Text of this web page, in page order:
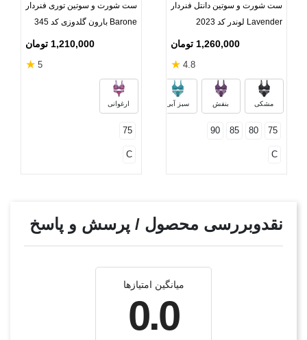
ست شورت و سوتین دانتل فنردار
Lavender لوندر کد 2023
1,260,000 تومان
4.8
★
مشکی بنفش سبز آبی
آبی تیره
75
80
85
90
C
ست شورت و سوتین توری فنردار
Barone بارون گلدوزی کد 345
1,210,000 تومان
5
★
ارغوانی
75
C
نقدوبررسی محصول / پرسش و پاسخ
میانگین امتیازها
0.0